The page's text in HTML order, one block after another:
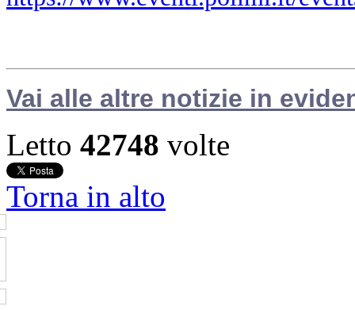
Vai alle altre notizie in
Letto 42748 volte
Torna in alto